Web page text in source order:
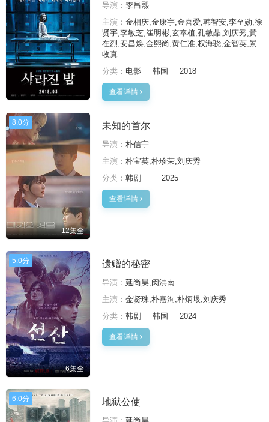
导演： 李昌熙
主演： 金相庆,金康宇,金喜爱,韩智安,李至勋,徐
贤宇,李敏芝,崔明彬,玄奉植,孔敏晶,刘庆秀,黃
在烈,安昌焕,金熙尚,黄仁准,权海骁,金智英,景
收真
分类： 电影 韩国 2018
查看详情
8.0分
12集全
未知的首尔
导演： 朴信宇
主演： 朴宝英,朴珍荣,刘庆秀
分类： 韩剧 2025
查看详情
5.0分
6集全
遗赠的秘密
导演： 延尚昊,闵洪南
主演： 金贤珠,朴熹洵,朴炳垠,刘庆秀
分类： 韩剧 韩国 2024
查看详情
6.0分 地狱公使